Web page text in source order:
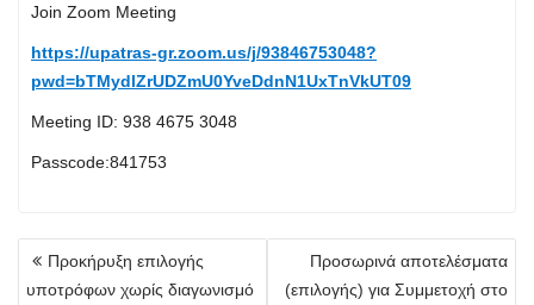
Join Zoom Meeting
https://upatras-gr.zoom.us/j/93846753048?
pwd=bTMydlZrUDZmU0YveDdnN1UxTnVkUT09
Meeting ID: 938 4675 3048
Passcode:841753
Πλοήγηση
άρθρων
Προκήρυξη επιλογής
υποτρόφων χωρίς διαγωνισμό
Προσωρινά αποτελέσματα
(επιλογής) για Συμμετοχή στο